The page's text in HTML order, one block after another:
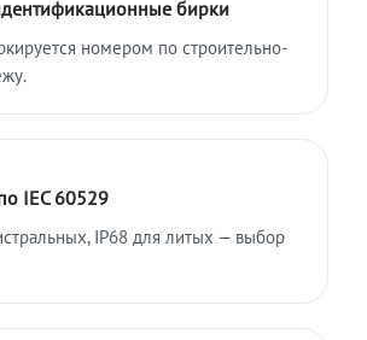
бирки
номером по строительно-
IEC 60529
IP68 для литых — выбор